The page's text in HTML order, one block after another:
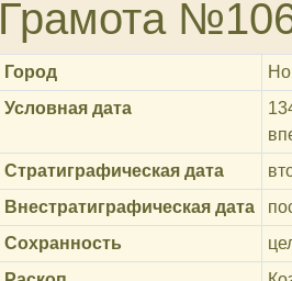
Грамота
Город
Условная дата
Стратиграфическая дата
Внестратиграфическая дата
Сохранность